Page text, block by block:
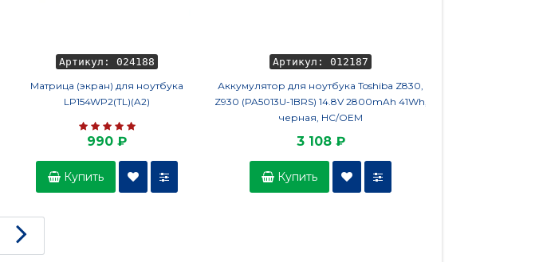
Артикул: 024188
Матрица (экран) для ноутбука
LP154WP2(TL)(A2)
990 ₽
Купить
Артикул: 012187
Аккумулятор для ноутбука Toshiba Z830,
Z930 (PA5013U-1BRS) 14.8V 2800mAh 41Wh,
черная, HC/OEM
3 108 ₽
Купить